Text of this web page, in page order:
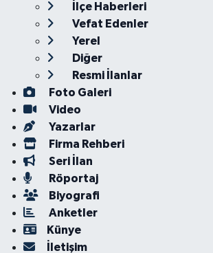
İlçe Haberleri
Vefat Edenler
Yerel
Diğer
Resmi İlanlar
Foto Galeri
Video
Yazarlar
Firma Rehberi
Seri İlan
Röportaj
Biyografi
Anketler
Künye
İletişim